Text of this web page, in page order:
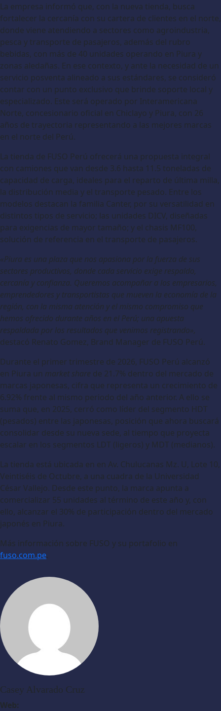
La empresa informó que, con la nueva tienda, busca
fortalecer la cercanía con su cartera de clientes en el norte,
donde viene atendiendo a sectores como agroindustria,
pesca y transporte de pasajeros, además del rubro
bebidas, con más de 40 unidades operando en Piura y
zonas aledañas. En ese contexto, y ante la necesidad de un
servicio posventa alineado a sus estándares, se consideró
contar con un punto exclusivo que brinde soporte local y
especializado. Este será operado por Interamericana
Norte, concesionario oficial en Chiclayo y Piura, con 26
años de trayectoria representando a las mejores marcas
en el norte del Perú.
La tienda de FUSO Perú ofrecerá una propuesta integral
con camiones que van desde 3.6 hasta 11.5 toneladas de
capacidad de carga, ideales para el reparto de última milla,
la distribución media y el transporte pesado. Entre los
modelos destacan la familia Canter, por su versatilidad en
distintos tipos de servicio; las unidades DICV, diseñadas
para exigencias de mayor tamaño; y el chasis MF100,
solución de referencia en el transporte de pasajeros.
«Piura es una plaza que nos apasiona por la fuerza de sus
sectores productivos, donde cada servicio exige respaldo,
cercanía y confianza. Queremos acompañar a los empresarios,
emprendedores y transportistas que mueven la economía de la
región, con la misma atención y el mismo compromiso que
hemos ofrecido durante años en el Perú; una apuesta
respaldada por los resultados que venimos registrando»,
destacó Renato Gomez, Brand Manager de FUSO Perú.
Durante el primer trimestre de 2026, FUSO Perú alcanzó
en Piura un market share de 21.7% dentro del mercado de
marcas japonesas, cifra que representa un crecimiento de
6.92% frente al mismo periodo del año anterior. A ello se
suma que, en 2025, cerró como líder del segmento HDT
(pesados) entre las japonesas, posición que ahora buscará
consolidar desde su nueva sede, al tiempo que proyecta
escalar en los segmentos LDT (ligeros) y MDT (medianos).
La tienda está ubicada en en Av. Chulucanas Mz. U, Lote 10,
Veintiséis de Octubre, a una cuadra de la Universidad
César Vallejo. Desde este punto, la marca apunta a
comercializar 55 unidades al término de este año y, con
ello, alcanzar el 30% de participación dentro del mercado
japonés en Piura.
Más información sobre FUSO y su portafolio en
fuso.com.pe.
Casey Alvarado Cruz
Web: